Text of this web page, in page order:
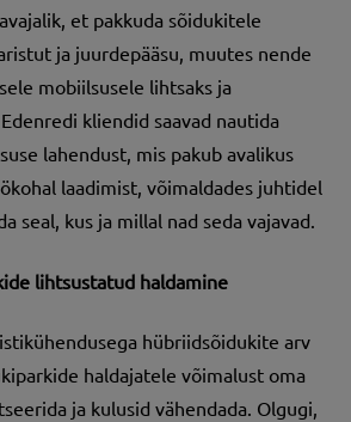
et pakkuda sõidukitele
ja juurdepääsu, muutes nende
mobiilsusele lihtsaks ja
kliendid saavad nautida
lahendust, mis pakub avalikus
laadimist, võimaldades juhtidel
seal, kus ja millal nad seda vajavad.
lihtsustatud haldamine
hübriidsõidukite arv
haldajatele võimalust oma
ja kulusid vähendada. Olgugi,